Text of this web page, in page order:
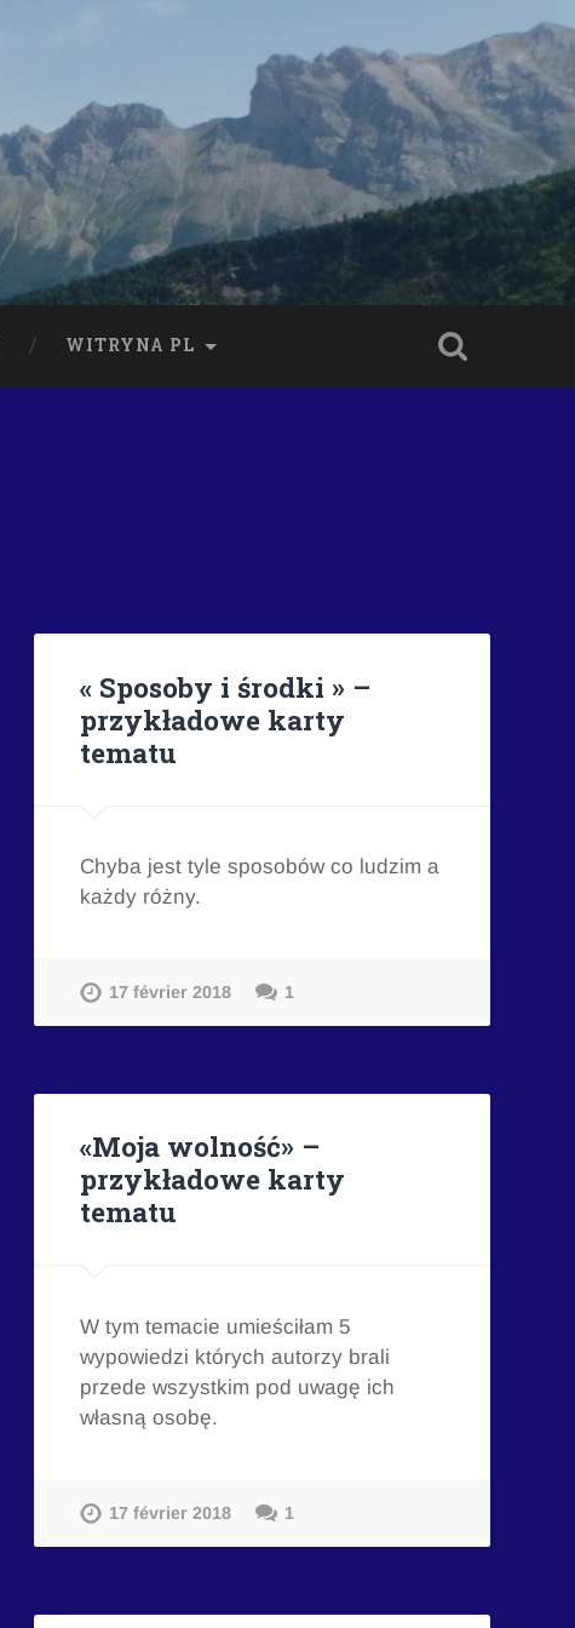
WITRYNA PL
« Sposoby i środki » –
przykładowe karty
tematu
Chyba jest tyle sposobów co ludzim a
każdy różny.
17 février 2018 1
«Moja wolność» –
przykładowe karty
tematu
W tym temacie umieściłam 5
wypowiedzi których autorzy brali
przede wszystkim pod uwagę ich
własną osobę.
17 février 2018 1